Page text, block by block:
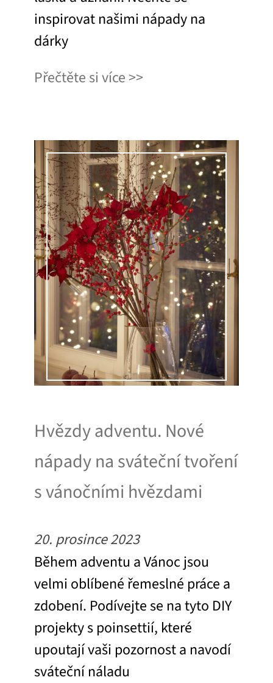
inspirovat našimi nápady na
dárky
Přečtěte si více
Hvězdy adventu. Nové
nápady na sváteční tvoření
s vánočními hvězdami
20. prosince 2023
Během adventu a Vánoc jsou
velmi oblíbené řemeslné práce a
zdobení. Podívejte se na tyto DIY
projekty s poinsettií, které
upoutají vaši pozornost a navodí
sváteční náladu